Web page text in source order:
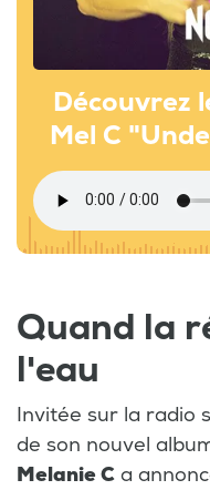
Découvrez
Mel C
Quand la
l'eau
Invitée sur la radio
de son nouvel
Melanie C a